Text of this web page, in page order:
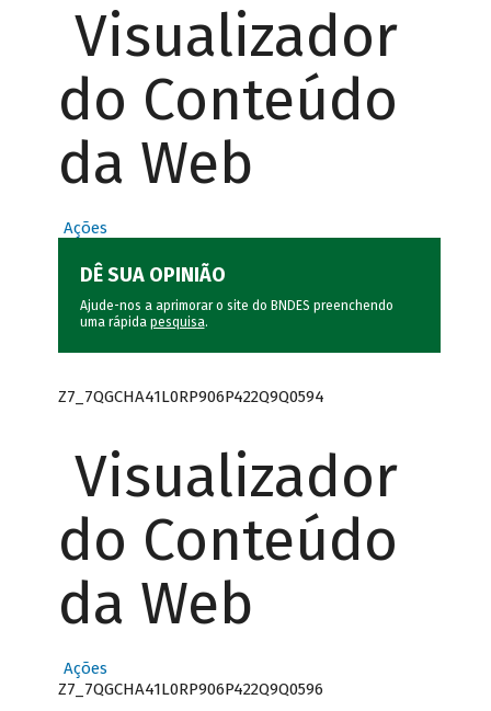
Visualizador
do Conteúdo
da Web
Ações
DÊ SUA OPINIÃO
Ajude-nos a aprimorar o site do BNDES preenchendo
uma rápida pesquisa.
Z7_7QGCHA41L0RP906P422Q9Q0594
Visualizador
do Conteúdo
da Web
Ações
Z7_7QGCHA41L0RP906P422Q9Q0596